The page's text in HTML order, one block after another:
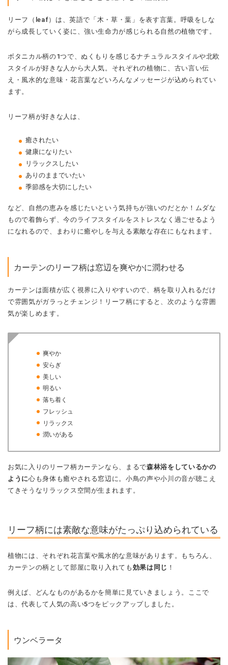
リーフ（leaf）は、英語で「木・草・葉」を表す言葉。呼吸をしな
がら成長していく姿に、強い生命力が感じられる自然の植物です。
ボタニカル柄の1つで、ぬくもりを感じるナチュラルスタイルや北欧
スタイルが好きな人から大人気。それぞれの植物に、古い言い伝
え・風水的な意味・花言葉などいろんなメッセージが込められてい
ます。
リーフ柄が好きな人は、
癒されたい
健康になりたい
リラックスしたい
ありのままでいたい
季節感を大切にしたい
など、自然の恵みを感じたいという気持ちが強いのだとか！ムダな
もので着飾らず、今のライフスタイルをストレスなく過ごせるよう
になれるので、まわりに癒やしを与える素敵な存在にもなれます。
カーテンのリーフ柄は窓辺を爽やかに潤わせる
カーテンは面積が広く視界に入りやすいので、柄を取り入れるだけ
で雰囲気がガラっとチェンジ！リーフ柄にすると、次のような雰囲
気が楽しめます。
爽やか
安らぎ
美しい
明るい
落ち着く
フレッシュ
リラックス
潤いがある
お気に入りのリーフ柄カーテンなら、まるで森林浴をしているかの
ように心も身体も癒やされる窓辺に。小鳥の声や小川の音が聴こえ
てきそうなリラックス空間が生まれます。
リーフ柄には素敵な意味がたっぷり込められている
植物には、それぞれ花言葉や風水的な意味があります。もちろん、
カーテンの柄として部屋に取り入れても 効果は同じ ！
例えば、どんなものがあるかを簡単に見ていきましょう。ここで
は、代表して人気の高い5つをピックアップしました。
ウンベラータ